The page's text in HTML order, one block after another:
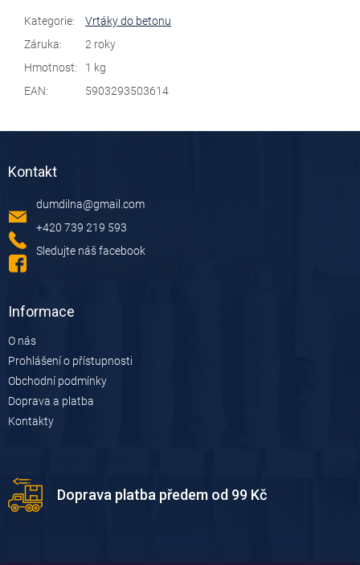
Kategorie:
Vrtáky do betonu
Záruka:
2 roky
Hmotnost:
1 kg
EAN: 5903293503614
Kontakt
dumdilna@gmail.com
+420 739 219 593
Sledujte náš facebook
Informace
O nás
Prohlášení o přístupnosti
Obchodní podmínky
Doprava a platba
Kontakty
Doprava platba předem od 99 Kč